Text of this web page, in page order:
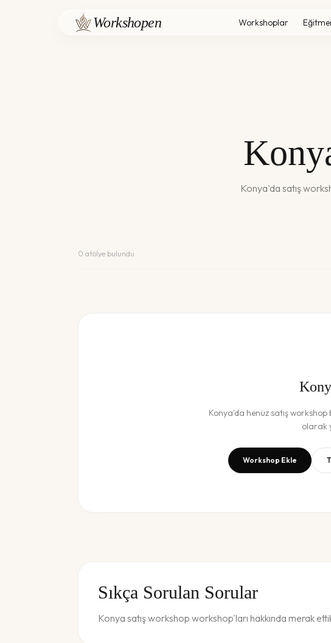
Workshopen Workshoplar
Konya'da satış
0 atölye bulundu
Konya'da henüzsatış workshop
olarak
Workshop Ekle
Sıkça Sorulan Sorular
Konya satış workshop workshop'ları hakkında merak